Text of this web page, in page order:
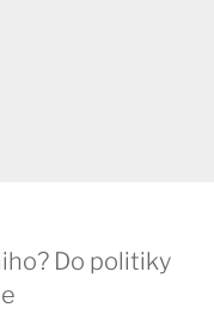
Do politiky